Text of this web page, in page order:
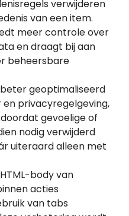
verwijderen
van een item.
meer controle over
en draagt bij aan
beheersbare
geoptimaliseerd
privacyregelgeving,
doordat gevoelige of
nodig verwijderd
uiteraard alleen met
body van
acties
van tabs